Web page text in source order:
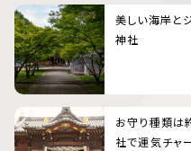
美しい海岸と
神社
お守り種類は
社で運気チャ